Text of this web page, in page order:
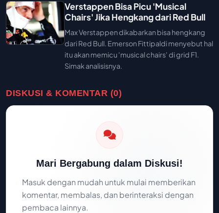
Verstappen Bisa Picu 'Musical
Chairs' Jika Hengkang dari Red Bull
Max Verstappen dikabarkan bisa hengkang
dari Red Bull. Emerson Fittipaldi menyebut hal
itu akan memicu 'musical chairs' di grid F1.
Simak analisisnya.
DISKUSI & KOMENTAR (0)
Mari Bergabung dalam Diskusi!
Masuk dengan mudah untuk mulai memberikan
komentar, membalas, dan berinteraksi dengan
pembaca lainnya.